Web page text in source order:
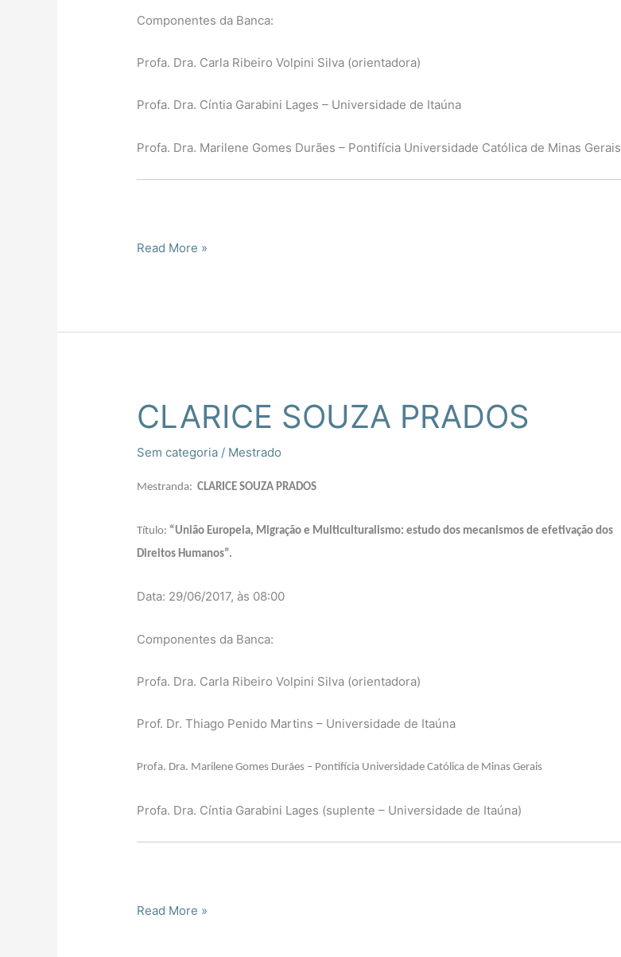
Componentes da Banca:
Profa. Dra. Carla Ribeiro Volpini Silva (orientadora)
Profa. Dra. Cíntia Garabini Lages – Universidade de Itaúna
Profa. Dra. Marilene Gomes Durães – Pontifícia Universidade Católica de Minas Gerais
Read More »
CLARICE SOUZA PRADOS
Sem categoria / Mestrado
Mestranda:CLARICE SOUZA PRADOS
Título: “União Europeia, Migração e Multiculturalismo: estudo dos mecanismos de efetivação dos
Direitos Humanos”.
Data: 29/06/2017, às 08:00
Componentes da Banca:
Profa. Dra. Carla Ribeiro Volpini Silva (orientadora)
Prof. Dr. Thiago Penido Martins – Universidade de Itaúna
Profa. Dra. Marilene Gomes Durães – Pontifícia Universidade Católica de Minas Gerais
Profa. Dra. Cíntia Garabini Lages (suplente – Universidade de Itaúna)
CLARICE
SOUZA
PRADOS
Read More »